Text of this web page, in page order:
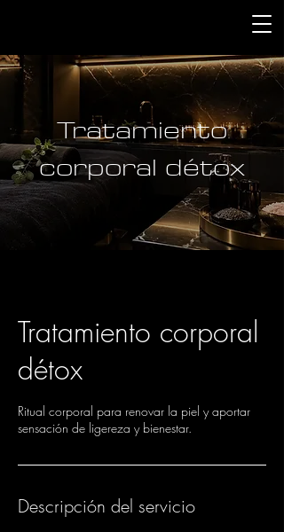
Tratamiento
corporal détox
Tratamiento corporal
détox
Ritual corporal para renovar la piel y aportar
sensación de ligereza y bienestar.
Descripción del servicio